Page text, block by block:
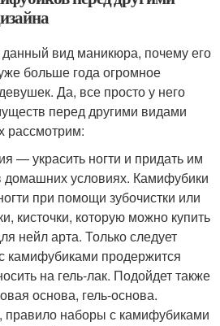
вид маникюра, почему его
больше года огромное
Да, все просто у него
перед другими видами
рассмотрим:
— украсить ногти и придать им
условиях. Камифубики
при помощи зубочистки или
кисточки, которую можно купить
нейл арта. Только следует
камифубиками продержится
на гель-лак. Подойдет также
основа, гель-основа.
правило наборы с камифубиками